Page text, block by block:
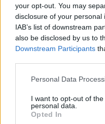
your opt-out. You may
disclosure of your
IAB’s list of downstream
also be disclosed by us to
Downstream Participants
Personal Data
I want to opt-out of
personal data.
Opted In
Buen padrino el que tienes;
de S4.
Que disfrutes de esas dos
Disfruta también de todo lo
experiencias y
buenas maneras, que
nuestra parte, estaremos